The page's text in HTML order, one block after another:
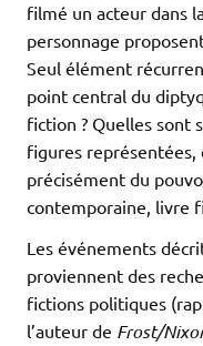
filmé un acteur dans
personnage
Seul élément
point central du
fiction ? Quelles sont
figures
précisément du
contemporaine, livre
Les événements
proviennent des
fictions politiques
l’auteur de Frost/